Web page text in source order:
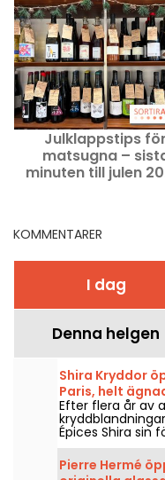
Julklappstips för
matsugna –
minuten till julen
KOMMENTARER
I dag
Denna helgen
Shira Kryddor
Paris, helt
Efter flera år av
Épices Shira sin
Från och med
kedjan att slå
Martin i 10:e
Pierre Hermé